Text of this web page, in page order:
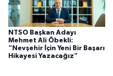
NTSO Başkan Adayı
Mehmet Ali Öbekli:
“Nevşehir İçin Yeni Bir Başarı
Hikayesi Yazacağız”